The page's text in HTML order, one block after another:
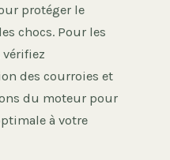
protéger le
chocs. Pour les
des courroies et
du moteur pour
à votre